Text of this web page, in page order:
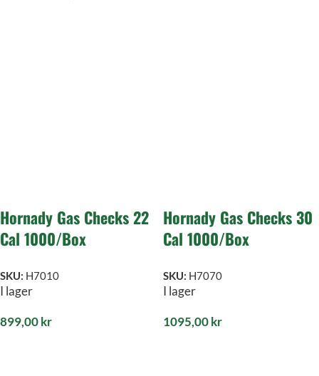
Hornady Gas Checks 22
Cal 1000/Box
SKU: H7010
I lager
899,00kr
Hornady Gas Checks 30
Cal 1000/Box
SKU: H7070
I lager
1095,00kr